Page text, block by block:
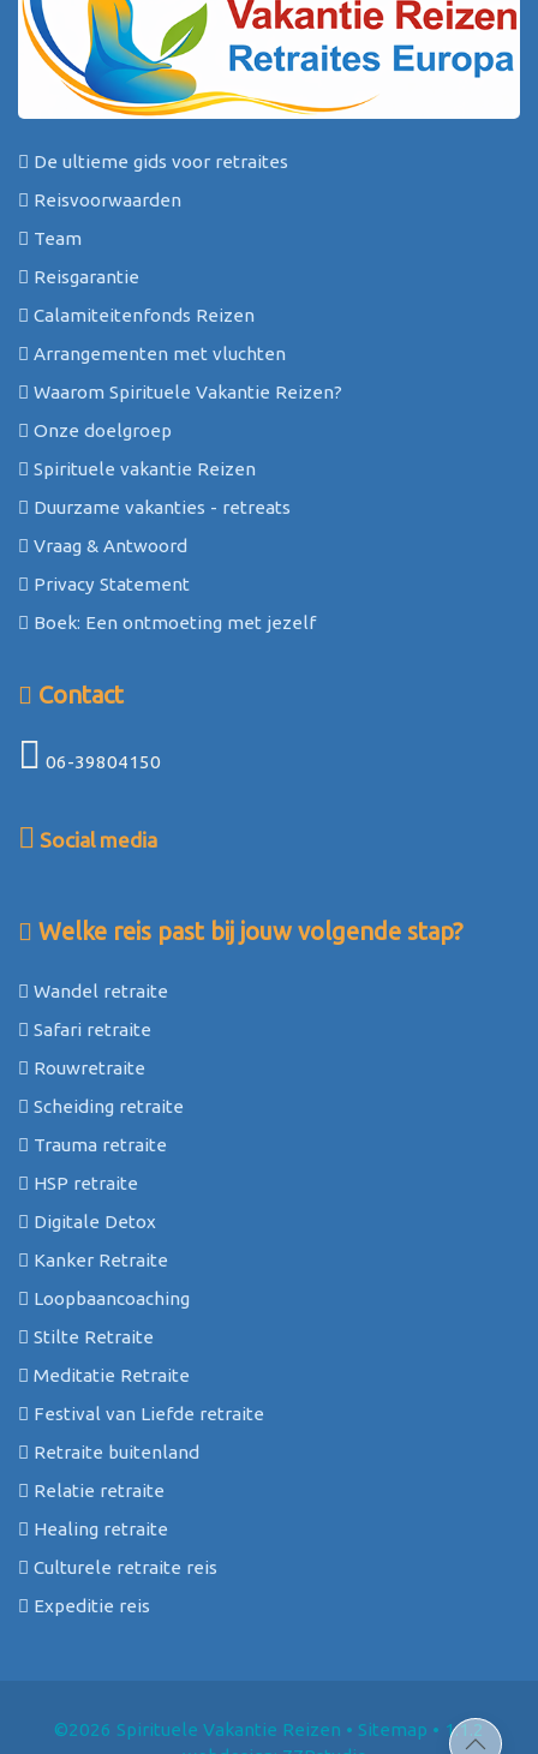
De ultieme gids voor retraites
Reisvoorwaarden
Team
Reisgarantie
Calamiteitenfonds Reizen
Arrangementen met vluchten
Waarom Spirituele Vakantie Reizen?
Onze doelgroep
Spirituele vakantie Reizen
Duurzame vakanties - retreats
Vraag & Antwoord
Privacy Statement
Boek: Een ontmoeting met jezelf
Contact
06-39804150
Social media
Welke reis past bij jouw volgende stap?
Wandel retraite
Safari retraite
Rouwretraite
Scheiding retraite
Trauma retraite
HSP retraite
Digitale Detox
Kanker Retraite
Loopbaancoaching
Stilte Retraite
Meditatie Retraite
Festival van Liefde retraite
Retraite buitenland
Relatie retraite
Healing retraite
Culturele retraite reis
Expeditie reis
©2026 Spirituele Vakantie Reizen • Sitemap • 1.1.2